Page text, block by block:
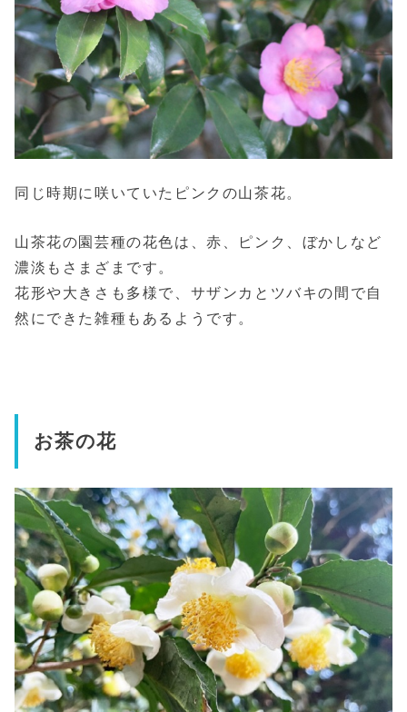
同じ時期に咲いていたピンクの山茶花。
山茶花の園芸種の花色は、赤、ピンク、ぼかしなど
濃淡もさまざまです。
花形や大きさも多様で、サザンカとツバキの間で自
然にできた雑種もあるようです。
お茶の花